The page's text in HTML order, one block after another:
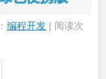
编程开发 | 阅读次